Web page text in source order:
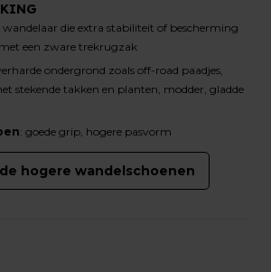
wandelaar die extra stabiliteit of bescherming
een zware trekrugzak
ondergrond zoals off-road paadjes,
stekende takken en planten, modder, gladde
: goede grip, hogere pasvorm
hogere wandelschoenen